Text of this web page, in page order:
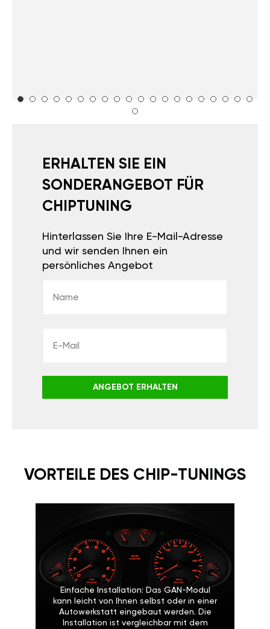
ERHALTEN SIE EIN
SONDERANGEBOT FÜR
CHIPTUNING
Hinterlassen Sie Ihre E-Mail-Adresse
und wir senden Ihnen ein
persönliches Angebot
ANGEBOT ERHALTEN
VORTEILE DES CHIP-TUNINGS
Einfache Installation: Das GAN-Modul
kann leicht von Ihnen selbst oder in einer
Autowerkstatt eingebaut werden. Die
Installation ist vergleichbar mit dem